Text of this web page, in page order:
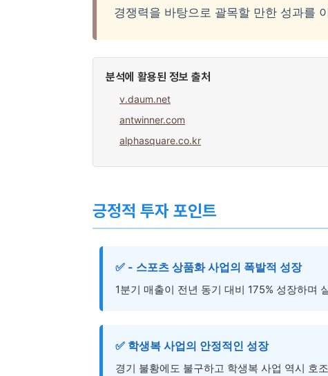
경쟁력을 바탕으로 괄목할 만한 성과를
분석에 활용된 정보 출처
v.daum.net
antwinner.com
alphasquare.co.kr
긍정적 투자 포인트
✅ - 스포츠 상품화 사업의 폭발적 성장
1분기 매출이 전년 동기 대비 175% 성장하며
✅ 학생복 사업의 안정적인 성장
경기 불황에도 불구하고 학생복 사업 역시 호